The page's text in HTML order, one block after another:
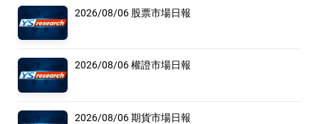
2026/08/06 股票市場日報
2026/08/06 權證市場日報
2026/08/06 期貨市場日報